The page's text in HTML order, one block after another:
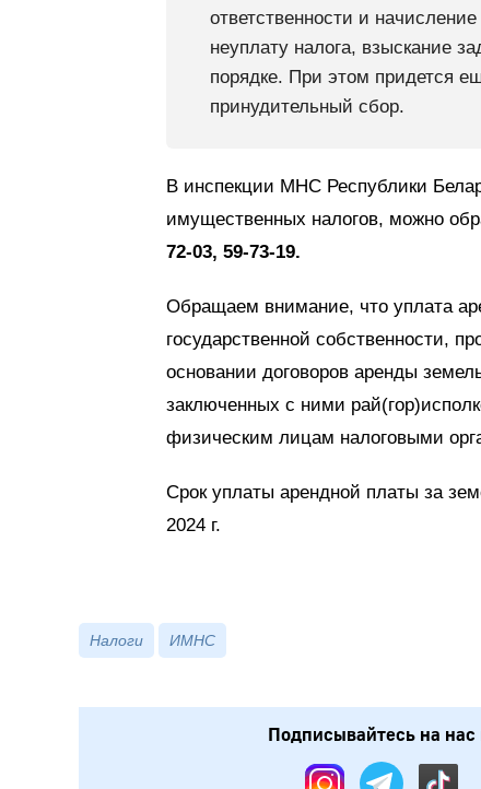
ответственности и
неуплату налога, взыскание
порядке. При этом придется
принудительный сбор.
В инспекции МНС Республики
имущественных налогов, можно
72-03, 59-73-19.
Обращаем внимание, что уплата
государственной собственности,
основании договоров аренды
заключенных с ними
физическим лицам налоговыми
Срок уплаты арендной платы за
2024 г.
Налоги ИМНС
Подписывайтесь на нас в: